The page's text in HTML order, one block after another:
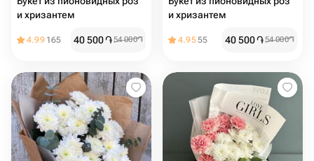
и хризантем
4.99 165 40 500֏54 000֏
и хризантем
4.9555 40 500֏54 000֏